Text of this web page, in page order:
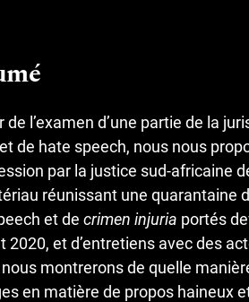
de l’examen d’une partie de la
et de hate speech, nous nous
par la justice sud-africaine
réunissant une quarantaine
et de crimen injuria portés
2020, et d’entretiens avec des
montrerons de quelle
en matière de propos haineux